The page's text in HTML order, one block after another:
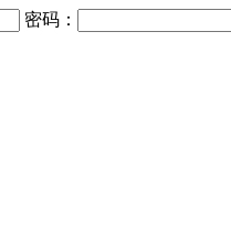
密码：